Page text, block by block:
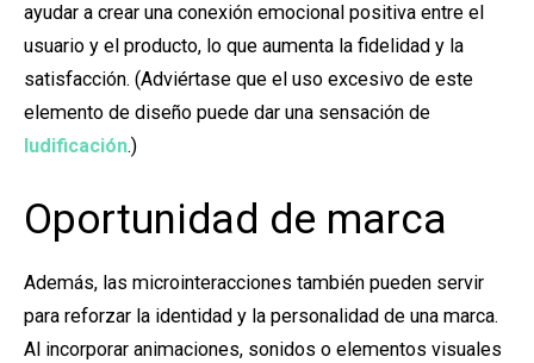
ayudar a crear una conexión emocional positiva entre el
usuario y el producto, lo que aumenta la fidelidad y la
satisfacción. (Adviértase que el uso excesivo de este
elemento de diseño puede dar una sensación de
ludificación.)
Oportunidad de marca
Además, las microinteracciones también pueden servir
para reforzar la identidad y la personalidad de una marca.
Al incorporar animaciones, sonidos o elementos visuales